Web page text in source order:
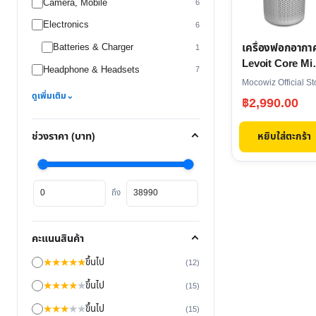
6
Electronics 6
Batteries & Charger 1
Headphone & Headsets 7
ดูเพิ่มเติม⌄
ช่วงราคา (บาท)
ราคา
ต่ำ
สุด
ถึง
ราคา
สูงสุด
คะแนนสินค้า
★★★★★ขึ้นไป (12)
★★★★★ขึ้นไป (15)
★★★★★ขึ้นไป (15)
เครื่องฟอกอาก
Levoit Core
Air Purifier
Mocowiz Official
฿2,990.00
หยิบใส่ตะกร้า